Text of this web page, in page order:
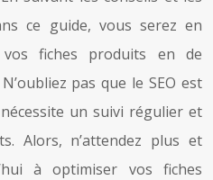
ce guide, vous serez en
fiches produits en de
pas que le SEO est
un suivi régulier et
Alors, n’attendez plus et
à optimiser vos fiches